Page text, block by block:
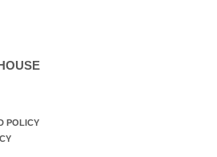
POLICY